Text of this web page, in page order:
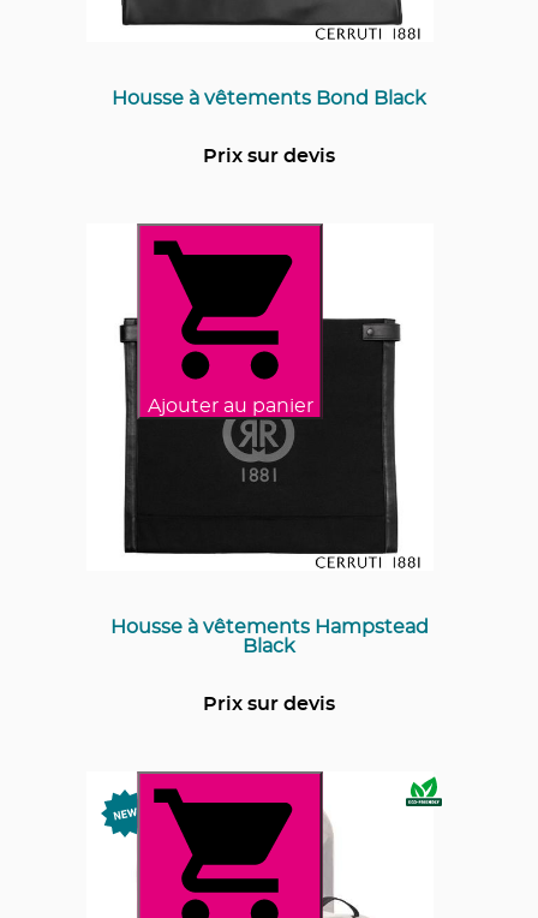
Housse à vêtements Bond Black
Prix sur devis
Ajouter au panier
Housse à vêtements Hampstead
Black
Prix sur devis